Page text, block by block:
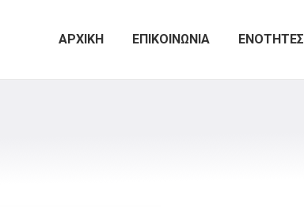
ΑΡΧΙΚΗ ΕΠΙΚΟΙΝΩΝΙΑ ΕΝΟΤΗΤΕΣ